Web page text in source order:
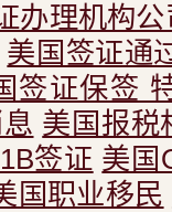
办理机构公
美国签证通
签证保签
美国报税
签证 美国
国职业移民